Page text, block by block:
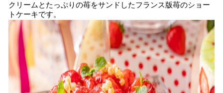
クリームとたっぷりの苺をサンドしたフランス版苺のショー
トケーキです。